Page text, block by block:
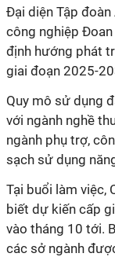
Đại diện Tập
công nghiệp Đoan
định hướng phát
giai đoạn 2025-
Quy mô sử dụng
với ngành nghề
ngành phụ trợ,
sạch sử dụng
Tại buổi làm việc,
biết dự kiến cấp
vào tháng 10 tới.
các sở ngành